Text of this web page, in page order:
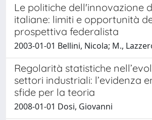
Le politiche dell'innovazione
italiane: limiti e opportunità
prospettiva federalista
2003-01-01 Bellini, Nicola; M.,
Regolarità statistiche
settori industriali: l’evidenza
sfide per la teoria
2008-01-01 Dosi, Giovanni